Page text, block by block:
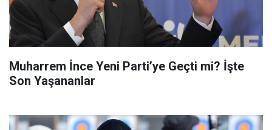
Muharrem İnce Yeni Parti’ye Geçti mi? İşte
Son Yaşananlar